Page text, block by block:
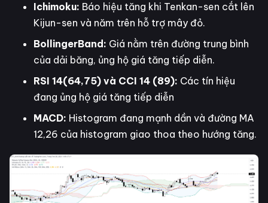
Ichimoku: Báo hiệu tăng khi Tenkan-sen cắt lên
Kijun-sen và năm trên hỗ trợ mây đỏ.
BollingerBand: Giá nằm trên đường trung bình
của dải băng, ủng hộ giá tăng tiếp diễn.
RSI 14(64,75) và CCI 14 (89): Các tín hiệu
đang ủng hộ giá tăng tiếp diễn
MACD: Histogram đang mạnh dần và đường MA
12,26 của histogram giao thoa theo hướng tăng.